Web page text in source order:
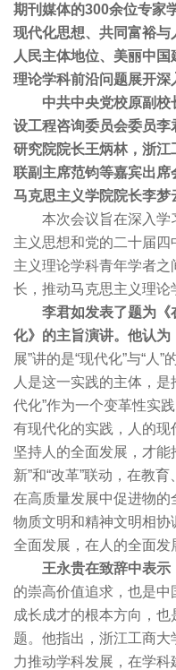
期刊媒体的300余位专家
现代化思想、共同富裕
人民主体地位、美丽中
理论学科前沿问题展开深
中共中央党校原副
设工程咨询委员会委员
研究院院长王炳林，浙
联副主席范钧等嘉宾出
马克思主义学院院长李梦
本次会议旨在深入学
主义思想和党的二十届
主义理论学科青年学者
长，推动马克思主义理论
李君如发表了题为《
化》的主旨演讲。他认为
展”讲的是“现代化”与“人”
人是这一实践的主体，
代化”作为一个变革性实
有现代化的实践，人的
坚持人的全面发展，才能
新”和“改革”联动，在教
在高质量发展中促进物
物质文明和精神文明相
全面发展，在人的全面发
王永贵在致辞中表示
的崇高价值追求，也是
成长成才的根本方向，
题。他指出，浙江工商大
力推动学科发展，在学